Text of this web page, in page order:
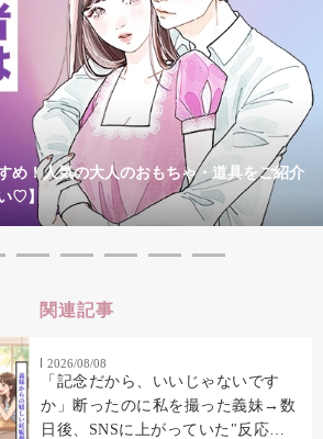
め！人気の大人のおもちゃ・道具をご紹介
♡】
関連記事
2026/08/08
「記念だから、いいじゃないです
か」断ったのに私を撮った義妹→数
日後、SNSに上がっていた"反応